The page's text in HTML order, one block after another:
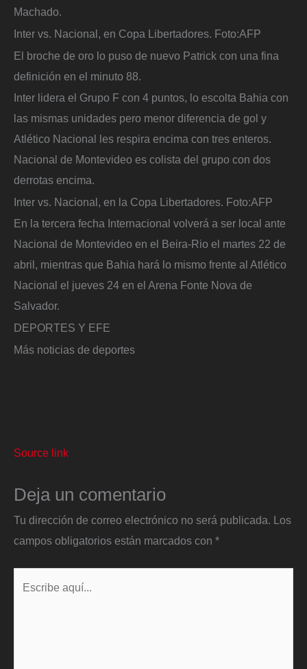
Machado.
Inter vs. Nacional, en Copa Libertadores. Foto:AFP
El broche de oro lo puso de nuevo Patrick con una fina
definición en el minuto 88.
Inter lidera el Grupo F con 4 puntos, lo escolta Bahia con
las mismas unidades pero menor diferencia de gol y
Atlético Nacional les respira encima con tres enteros.
Nacional de Montevideo es colista del grupo con dos
derrotas encima.
Inter vs. Nacional, en la Copa Libertadores. Foto:AFP
En la tercera fecha Internacional volverá a ser local ante
Nacional de Montevideo en el Beira-Rio el martes 22 de
abril, mientras que Bahia hará lo mismo frente al Atlético
Nacional el jueves 24 en el Arena Fonte Nova de
Salvador.
DEPORTES Y EFE
Más noticias de deportes
Source link
Deja un comentario
Tu dirección de correo electrónico no será publicada.
Los
campos obligatorios están marcados con *